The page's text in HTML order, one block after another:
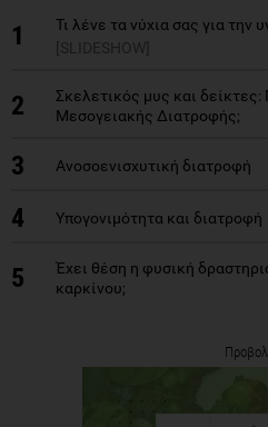
1
Τι λένε τα νύχια σας για την
[SLIDESHOW]
2
Σκελετικός μυς και
Μεσογειακής Διατροφής;
3 Ανοσοενισχυτική διατροφή
4 Υπογονιμότητα και διατροφή
5
Έχει θέση η φυσική
καρκίνου;